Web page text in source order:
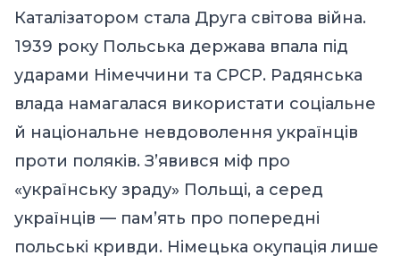
Каталізатором стала Друга світова війна.
1939 року Польська держава впала під
ударами Німеччини та СРСР. Радянська
влада намагалася використати соціальне
й національне невдоволення українців
проти поляків. З’явився міф про
«українську зраду» Польщі, а серед
українців — пам’ять про попередні
польські кривди. Німецька окупація лише